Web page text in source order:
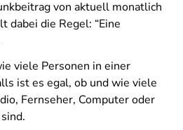
von aktuell monatlich
dabei die Regel: “Eine
viele Personen in einer
ist es egal, ob und wie viele
Fernseher, Computer oder